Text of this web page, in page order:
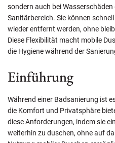
sondern auch bei
Sanitärbereich. Sie können
wieder entfernt werden, ohne
Diese Flexibilität macht mobile
die Hygiene während der
Einführung
Während einer Badsanierung ist
die Komfort und Privatsphäre
diese Anforderungen, indem sie
weiterhin zu duschen, ohne auf